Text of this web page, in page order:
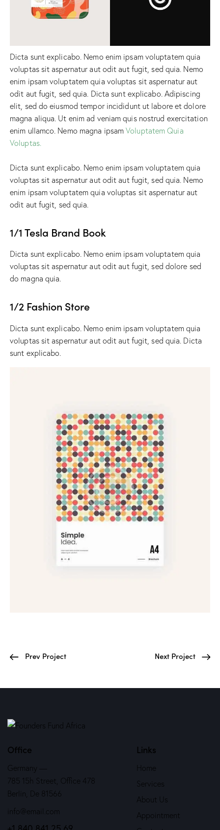
Dicta sunt explicabo. Nemo enim ipsam voluptatem quia
voluptas sit aspernatur aut odit aut fugit, sed quia. Nemo
enim ipsam voluptatem quia voluptas sit aspernatur aut
odit aut fugit, sed quia. Dicta sunt explicabo. Adipiscing
elit, sed do eiusmod tempor incididunt ut labore et dolore
magna aliqua. Ut enim ad veniam quis nostrud exercitation
enim ullamco. Nemo magna ipsamVoluptatem Quia
Voluptas.
Dicta sunt explicabo. Nemo enim ipsam voluptatem quia
voluptas sit aspernatur aut odit aut fugit, sed quia. Nemo
enim ipsam voluptatem quia voluptas sit aspernatur aut
odit aut fugit, sed quia.
1/1 Tesla Brand Book
Dicta sunt explicabo. Nemo enim ipsam voluptatem quia
voluptas sit aspernatur aut odit aut fugit, sed dolore sed
do magna quia.
1/2 Fashion Store
Dicta sunt explicabo. Nemo enim ipsam voluptatem quia
voluptas sit aspernatur aut odit aut fugit, sed quia. Dicta
sunt explicabo.
Prev Project Next Project
Office
Germany —
785 15h Street, Office 478
Berlin, De 81566
info@email.com
Links
Home
Services
About Us
Appointment